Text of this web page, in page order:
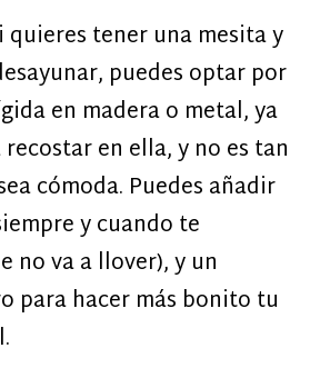
quieres tener una mesita y
puedes optar por
en madera o metal, ya
en ella, y no es tan
cómoda. Puedes añadir
y cuando te
no va a llover), y un
para hacer más bonito tu